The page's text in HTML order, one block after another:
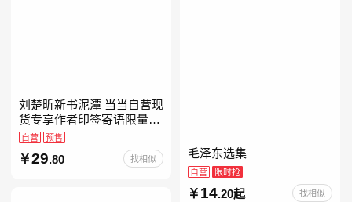
刘楚昕新书泥潭 当当自营现
货专享作者印签寄语限量藏
书票 漓江文学奖获奖作品
现货充足下单优先发货 当当
自营
自营 预售
29.80 找相似 毛泽东选集
自营 限时抢
14.20起 找相似